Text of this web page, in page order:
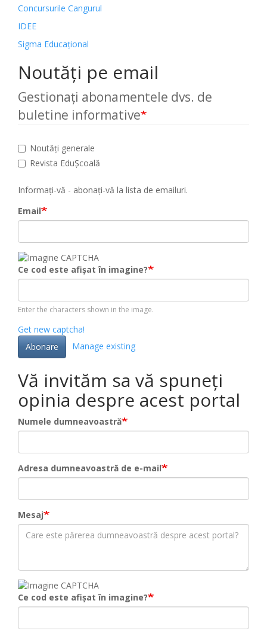
Concursurile Cangurul
IDEE
Sigma Educațional
Noutăți pe email
Gestionați abonamentele dvs. de
buletine informative
Noutăți generale
Revista EduȘcoală
Informați-vă - abonați-vă la lista de emailuri.
Email
Ce cod este afișat în imagine?
Enter the characters shown in the image.
Get new captcha!
Abonare
Manage existing
Vă invităm sa vă spuneți
opinia despre acest portal
Numele dumneavoastră
Adresa dumneavoastră de e-mail
Mesaj
Ce cod este afișat în imagine?